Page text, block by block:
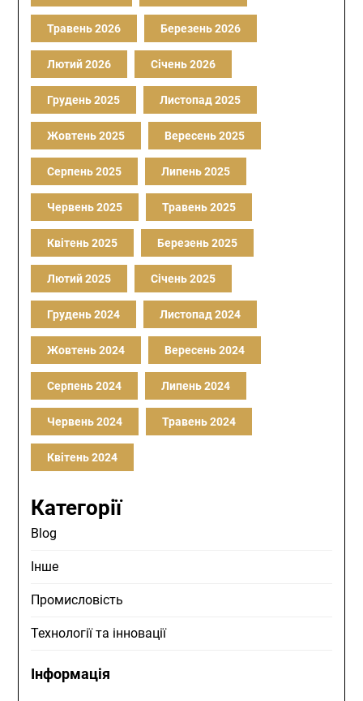
Травень 2026 Березень 2026
Лютий 2026 Січень 2026
Грудень 2025 Листопад 2025
Жовтень 2025 Вересень 2025
Серпень 2025 Липень 2025
Червень 2025 Травень 2025
Квітень 2025 Березень 2025
Лютий 2025 Січень 2025
Грудень 2024 Листопад 2024
Жовтень 2024 Вересень 2024
Серпень 2024 Липень 2024
Червень 2024 Травень 2024
Квітень 2024
Категорії
Blog
Інше
Промисловість
Технології та інновації
Інформація